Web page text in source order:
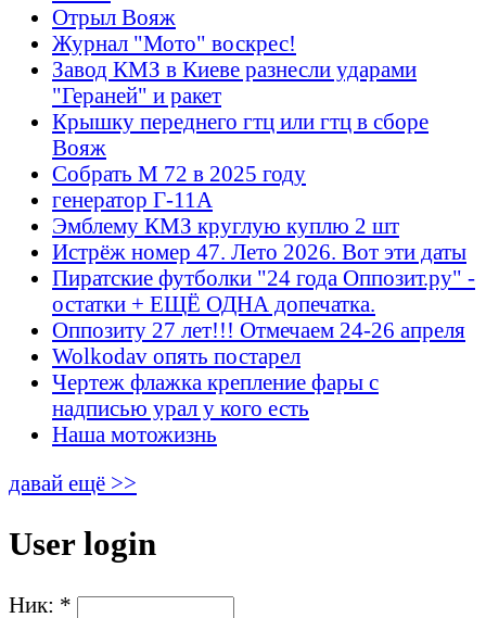
Отрыл Вояж
Журнал "Мото" воскрес!
Завод КМЗ в Киеве разнесли ударами
"Гераней" и ракет
Крышку переднего гтц или гтц в сборе
Вояж
Собрать М 72 в 2025 году
генератор Г-11А
Эмблему КМЗ круглую куплю 2 шт
Истрёж номер 47. Лето 2026. Вот эти даты
Пиратские футболки "24 года Оппозит.ру" -
остатки + ЕЩЁ ОДНА допечатка.
Оппозиту 27 лет!!! Отмечаем 24-26 апреля
Wolkodav опять постарел
Чертеж флажка крепление фары с
надписью урал у кого есть
Наша мотожизнь
давай ещё >>
User login
Ник: *